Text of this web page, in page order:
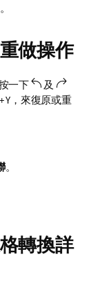
做操作
一下
及
Y ，來復原或重
。
轉換詳